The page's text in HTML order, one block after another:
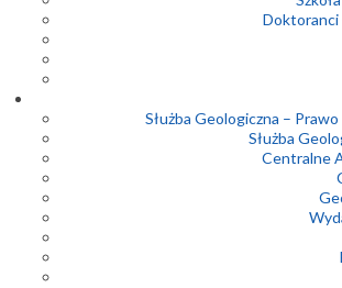
Służba Geologiczna –
Służba
Centralne